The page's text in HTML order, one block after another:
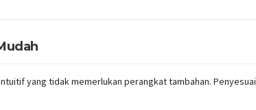
yang tidak memerlukan perangkat tambahan.